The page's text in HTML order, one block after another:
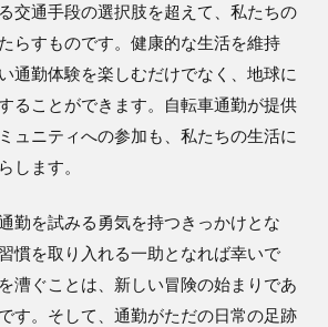
交通手段の選択肢を超えて、私たちの
らすものです。健康的な生活を維持
通勤体験を楽しむだけでなく、地球に
ることができます。自転車通勤が提供
ュニティへの参加も、私たちの生活に
します。
勤を試みる勇気を持つきっかけとな
慣を取り入れる一助となれば幸いで
漕ぐことは、新しい冒険の始まりであ
す。そして、通勤がただの日常の足跡